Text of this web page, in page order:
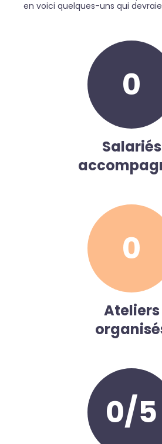
en voici quelques-uns qui
0
Salariés
0
Ateliers
0/5